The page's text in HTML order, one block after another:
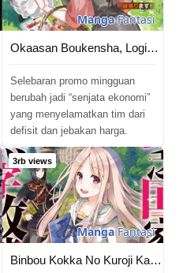
MangaFantasi
Okaasan Boukensha, Login Bonus de Skill [Shufu] ni Mezamemashita. Shuuichi Moraeru Chirashi de Boukensha Seikatsu Ganbarimasu!
Selebaran promo mingguan
berubah jadi “senjata ekonomi”
yang menyelamatkan tim dari
defisit dan jebakan harga.
3rb views
MangaFantasi
Binbou Kokka No Kuroji Kaikaku